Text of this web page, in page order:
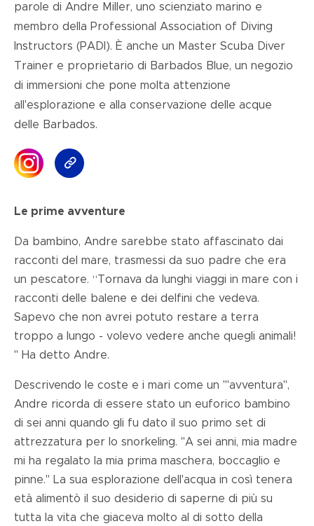
parole di Andre Miller, uno scienziato marino e
membro della Professional Association of Diving
Instructors (PADI). È anche un Master Scuba Diver
Trainer e proprietario di Barbados Blue, un negozio
di immersioni che pone molta attenzione
all'esplorazione e alla conservazione delle acque
delle Barbados.
Le prime avventure
Da bambino, Andre sarebbe stato affascinato dai
racconti del mare, trasmessi da suo padre che era
un pescatore. “Tornava da lunghi viaggi in mare con i
racconti delle balene e dei delfini che vedeva.
Sapevo che non avrei potuto restare a terra
troppo a lungo - volevo vedere anche quegli animali!
" Ha detto Andre.
Descrivendo le coste e i mari come un '"avventura",
Andre ricorda di essere stato un euforico bambino
di sei anni quando gli fu dato il suo primo set di
attrezzatura per lo snorkeling. "A sei anni, mia madre
mi ha regalato la mia prima maschera, boccaglio e
pinne." La sua esplorazione dell'acqua in così tenera
età alimentò il suo desiderio di saperne di più su
tutta la vita che giaceva molto al di sotto della